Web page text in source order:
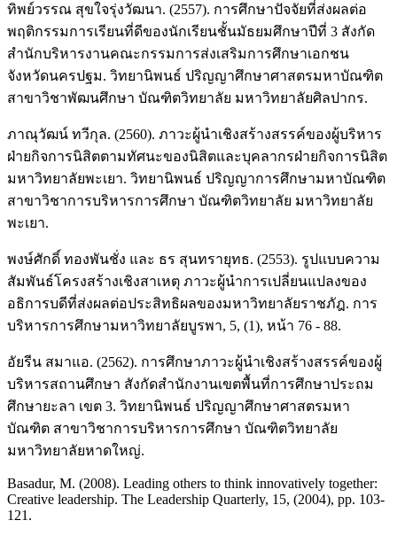
ทิพย์วรรณ สุขใจรุ่งวัฒนา. (2557). การศึกษาปัจจัยที่ส่งผลต่อ
พฤติกรรมการเรียนที่ดีของนักเรียนชั้นมัธยมศึกษาปีที่ 3 สังกัด
สำนักบริหารงานคณะกรรมการส่งเสริมการศึกษาเอกชน
จังหวัดนครปฐม. วิทยานิพนธ์ ปริญญาศึกษาศาสตรมหาบัณฑิต
สาขาวิชาพัฒนศึกษา บัณฑิตวิทยาลัย มหาวิทยาลัยศิลปากร.
ภาณุวัฒน์ ทวีกุล. (2560). ภาวะผู้นำเชิงสร้างสรรค์ของผู้บริหาร
ฝ่ายกิจการนิสิตตามทัศนะของนิสิตและบุคลากรฝ่ายกิจการนิสิต
มหาวิทยาลัยพะเยา. วิทยานิพนธ์ ปริญญาการศึกษามหาบัณฑิต
สาขาวิชาการบริหารการศึกษา บัณฑิตวิทยาลัย มหาวิทยาลัย
พะเยา.
พงษ์ศักดิ์ ทองพันชั่ง และ ธร สุนทรายุทธ. (2553). รูปแบบความ
สัมพันธ์โครงสร้างเชิงสาเหตุ ภาวะผู้นำการเปลี่ยนแปลงของ
อธิการบดีที่ส่งผลต่อประสิทธิผลของมหาวิทยาลัยราชภัฎ. การ
บริหารการศึกษามหาวิทยาลัยบูรพา, 5, (1), หน้า 76 - 88.
อัยรีน สมาแอ. (2562). การศึกษาภาวะผู้นำเชิงสร้างสรรค์ของผู้
บริหารสถานศึกษา สังกัดสำนักงานเขตพื้นที่การศึกษาประถม
ศึกษายะลา เขต 3. วิทยานิพนธ์ ปริญญาศึกษาศาสตรมหา
บัณฑิต สาขาวิชาการบริหารการศึกษา บัณฑิตวิทยาลัย
มหาวิทยาลัยหาดใหญ่.
Basadur, M. (2008). Leading others to think innovatively together:
Creative leadership. The Leadership Quarterly, 15, (2004), pp. 103-
121.